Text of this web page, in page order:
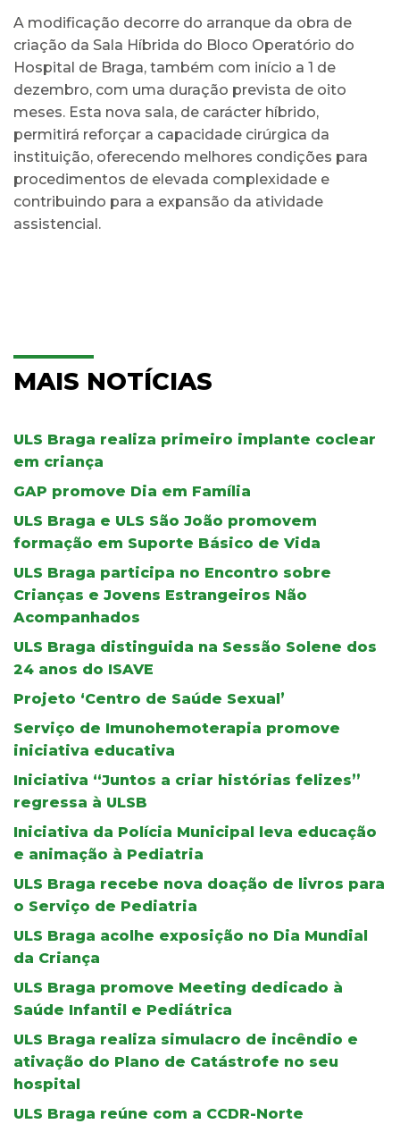
A modificação decorre do arranque da obra de
criação da Sala Híbrida do Bloco Operatório do
Hospital de Braga, também com início a 1 de
dezembro, com uma duração prevista de oito
meses. Esta nova sala, de carácter híbrido,
permitirá reforçar a capacidade cirúrgica da
instituição, oferecendo melhores condições para
procedimentos de elevada complexidade e
contribuindo para a expansão da atividade
assistencial.
MAIS NOTÍCIAS
ULS Braga realiza primeiro implante coclear
em criança
GAP promove Dia em Família
ULS Braga e ULS São João promovem
formação em Suporte Básico de Vida
ULS Braga participa no Encontro sobre
Crianças e Jovens Estrangeiros Não
Acompanhados
ULS Braga distinguida na Sessão Solene dos
24 anos do ISAVE
Projeto ‘Centro de Saúde Sexual’
Serviço de Imunohemoterapia promove
iniciativa educativa
Iniciativa “Juntos a criar histórias felizes”
regressa à ULSB
Iniciativa da Polícia Municipal leva educação
e animação à Pediatria
ULS Braga recebe nova doação de livros para
o Serviço de Pediatria
ULS Braga acolhe exposição no Dia Mundial
da Criança
ULS Braga promove Meeting dedicado à
Saúde Infantil e Pediátrica
ULS Braga realiza simulacro de incêndio e
ativação do Plano de Catástrofe no seu
hospital
ULS Braga reúne com a CCDR-Norte